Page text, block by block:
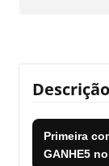
Descrição
Primeira
GANHE5